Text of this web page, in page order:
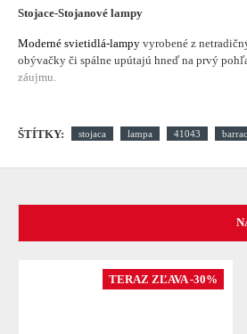
Stojace-Stojanové lampy
Moderné svietidlá-lampy vyrobené z
obývačky či spálne upútajú hneď na prvý
záujmu.
ŠTÍTKY: stojaca lampa 41043
TERAZ ZĽAVA -30%